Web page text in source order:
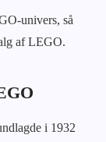
univers, så
af LEGO.
i 1932